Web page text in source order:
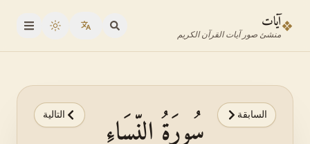
❖آيات
منشئ صور آيات القرآن الكريم theme
السابقة التالية
سُورَةُ النِّسَاءِ